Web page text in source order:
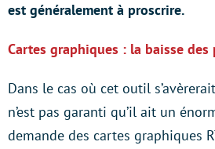
est généralement à proscrire.
Cartes graphiques : la baisse
Dans le cas où cet outil
n’est pas garanti qu’il ait un
demande des cartes graphiques